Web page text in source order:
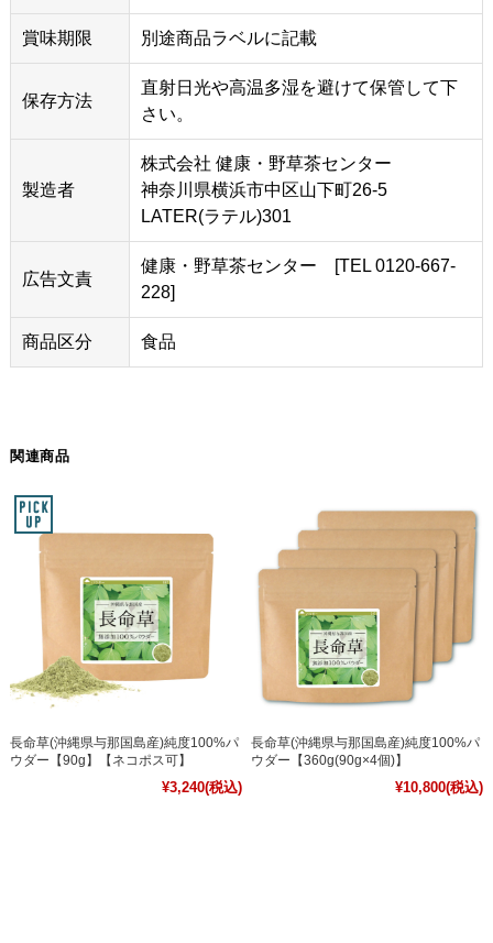
賞味期限 別途商品ラベルに記載
保存方法
直射日光や高温多湿を避けて保管して下
さい。
製造者
株式会社 健康・野草茶センター
神奈川県横浜市中区山下町26-5
LATER(ラテル)301
広告文責
健康・野草茶センター [TEL 0120-667-
228]
商品区分 食品
関連商品
長命草(沖縄県与那国島産)純度100%パ
ウダー【90g】【ネコポス可】
¥3,240(税込)
長命草(沖縄県与那国島産)純度100%パ
ウダー【360g(90g×4個)】
¥10,800(税込)